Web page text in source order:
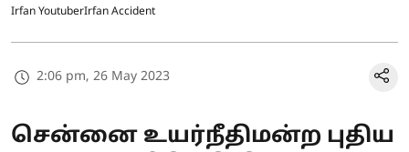
Irfan YoutuberIrfan Accident
2:06 pm, 26 May 2023
சென்னை உயர்நீதிமன்ற புதிய